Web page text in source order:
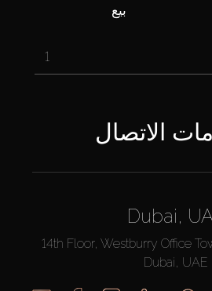
بيع
1
الاتصال
Dubai,
14th Floor, Westburry Office
Dubai, UAE